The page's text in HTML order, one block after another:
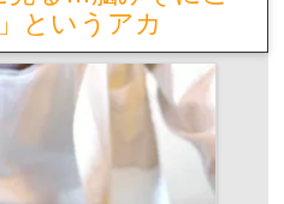
というアカ